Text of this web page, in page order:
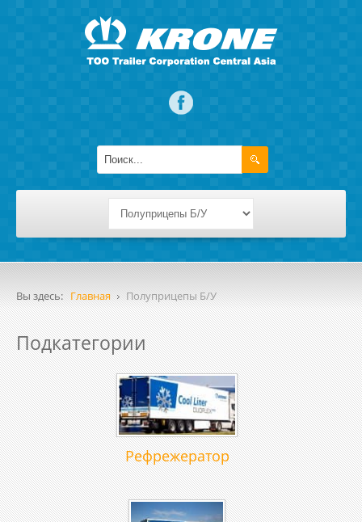
Вы здесь: Главная Полуприцепы Б/У
Подкатегории
Рефрежератор